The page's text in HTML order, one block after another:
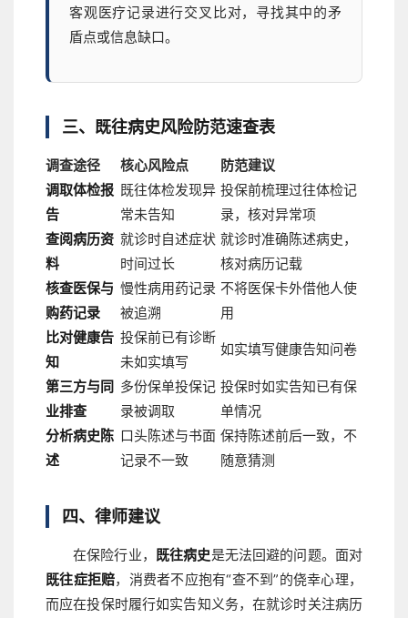
客观医疗记录进行交叉比对，寻找其中的矛
盾点或信息缺口。
三、既往病史风险防范速查表
调查途径 核心风险点
防范建议
调取体检报
告
既往体检发现异
常未告知
投保前梳理过往体检记
录，核对异常项
查阅病历资
料
就诊时自述症状
时间过长
就诊时准确陈述病史，
核对病历记载
核查医保与
购药记录
慢性病用药记录
被追溯
不将医保卡外借他人使
用
比对健康告
知
投保前已有诊断
未如实填写
如实填写健康告知问卷
第三方与同
业排查
多份保单投保记
录被调取
投保时如实告知已有保
单情况
分析病史陈
述
口头陈述与书面
记录不一致
保持陈述前后一致，不
随意猜测
四、律师建议
在保险行业， 既往病史是无法回避的问题。面对
既往症拒赔，消费者不应抱有“查不到”的侥幸心理，
而应在投保时履行如实告知义务，在就诊时关注病历